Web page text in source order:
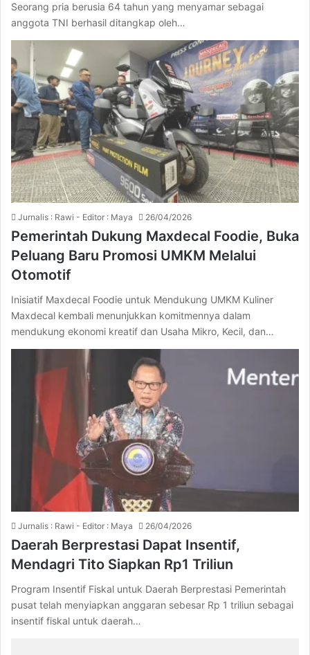
Seorang pria berusia 64 tahun yang menyamar sebagai
anggota TNI berhasil ditangkap oleh…
Jurnalis : Rawi - Editor : Maya 26/04/2026
Pemerintah Dukung Maxdecal Foodie, Buka
Peluang Baru Promosi UMKM Melalui
Otomotif
Inisiatif Maxdecal Foodie untuk Mendukung UMKM Kuliner
Maxdecal kembali menunjukkan komitmennya dalam
mendukung ekonomi kreatif dan Usaha Mikro, Kecil, dan…
Jurnalis : Rawi - Editor : Maya 26/04/2026
Daerah Berprestasi Dapat Insentif,
Mendagri Tito Siapkan Rp1 Triliun
Program Insentif Fiskal untuk Daerah Berprestasi Pemerintah
pusat telah menyiapkan anggaran sebesar Rp 1 triliun sebagai
insentif fiskal untuk daerah…